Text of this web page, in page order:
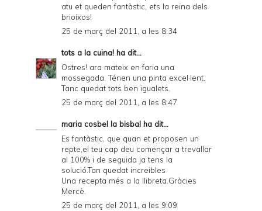
atu et queden fantàstic, ets la reina dels
brioixos!
25 de març del 2011, a les 8:34
tots a la cuina! ha dit...
Ostres! ara mateix en faria una
mossegada. Ténen una pinta excel·lent.
Tanc quedat tots ben igualets.
25 de març del 2011, a les 8:47
maria cosbel la bisbal ha dit...
Es fantàstic, que quan et proposen un
repte,el teu cap deu començar a trevallar
al 100% i de seguida ja tens la
solució.Tan quedat increibles
Una recepta més a la llibreta.Gràcies
Mercè.
25 de març del 2011, a les 9:09